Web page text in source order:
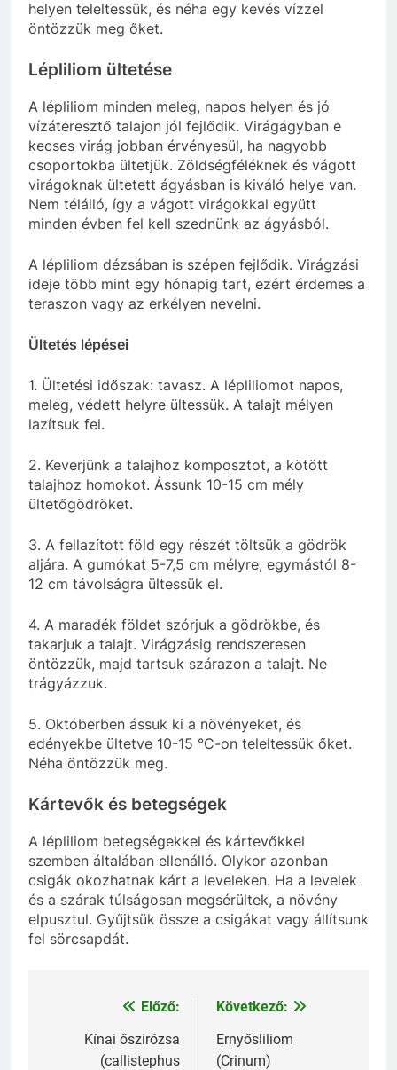
helyen teleltessük, és néha egy kevés vízzel
öntözzük meg őket.
Lépliliom ültetése
A lépliliom minden meleg, napos helyen és jó
vízáteresztő talajon jól fejlődik. Virágágyban e
kecses virág jobban érvényesül, ha nagyobb
csoportokba ültetjük. Zöldségféléknek és vágott
virágoknak ültetett ágyásban is kiváló helye van.
Nem télálló, így a vágott virágokkal együtt
minden évben fel kell szednünk az ágyásból.
A lépliliom dézsában is szépen fejlődik. Virágzási
ideje több mint egy hónapig tart, ezért érdemes a
teraszon vagy az erkélyen nevelni.
Ültetés lépései
1. Ültetési időszak: tavasz. A lépliliomot napos,
meleg, védett helyre ültessük. A talajt mélyen
lazítsuk fel.
2. Keverjünk a talajhoz komposztot, a kötött
talajhoz homokot. Ássunk 10-15 cm mély
ültetőgödröket.
3. A fellazított föld egy részét töltsük a gödrök
aljára. A gumókat 5-7,5 cm mélyre, egymástól 8-
12 cm távolságra ültessük el.
4. A maradék földet szórjuk a gödrökbe, és
takarjuk a talajt. Virágzásig rendszeresen
öntözzük, majd tartsuk szárazon a talajt. Ne
trágyázzuk.
5. Októberben ássuk ki a növényeket, és
edényekbe ültetve 10-15 °C-on teleltessük őket.
Néha öntözzük meg.
Kártevők és betegségek
A lépliliom betegségekkel és kártevőkkel
szemben általában ellenálló. Olykor azonban
csigák okozhatnak kárt a leveleken. Ha a levelek
és a szárak túlságosan megsérültek, a növény
elpusztul. Gyűjtsük össze a csigákat vagy állítsunk
fel sörcsapdát.
Bejegyzés
navigáció
Előző:
Kínai őszirózsa
(callistephus
Következő:
Ernyősliliom
(Crinum)